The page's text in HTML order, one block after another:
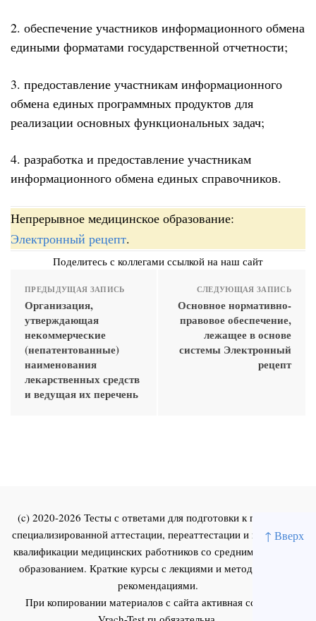
↑ Вверх
2. обеспечение участников информационного обмена
едиными форматами государственной отчетности;
3. предоставление участникам информационного
обмена единых программных продуктов для
реализации основных функциональных задач;
4. разработка и предоставление участникам
информационного обмена единых справочников.
Непрерывное медицинское образование:
Электронный рецепт.
Поделитесь с коллегами ссылкой на наш сайт
ПРЕДЫДУЩАЯ ЗАПИСЬ
Организация,
утверждающая
некоммерческие
(непатентованные)
наименования
лекарственных средств
и ведущая их перечень
СЛЕДУЮЩАЯ ЗАПИСЬ
Основное нормативно-
правовое обеспечение,
лежащее в основе
системы Электронный
рецепт
(c) 2020-2026 Тесты с ответами для подготовки к первичной
специализированной аттестации, переаттестации и повышения
квалификации медицинских работников со средним и высшим
образованием. Краткие курсы с лекциями и методическими
рекомендациями.
При копировании материалов с сайта активная ссылка на